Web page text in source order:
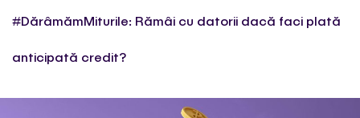
#DărâmămMiturile: Rămâi cu datorii dacă faci plată
anticipată credit?